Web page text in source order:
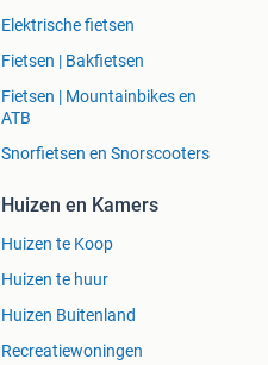
Elektrische fietsen
Fietsen | Bakfietsen
Fietsen | Mountainbikes en
ATB
Snorfietsen en Snorscooters
Huizen en Kamers
Huizen te Koop
Huizen te huur
Huizen Buitenland
Recreatiewoningen